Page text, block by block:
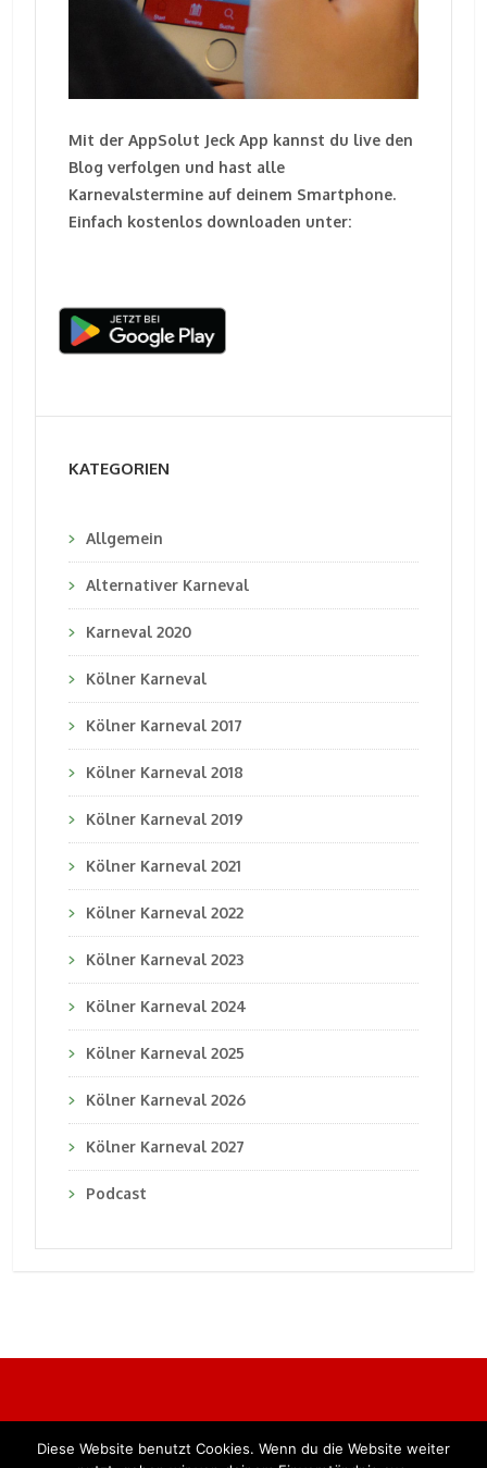
Mit der AppSolut Jeck App kannst du live den
Blog verfolgen und hast alle
Karnevalstermine auf deinem Smartphone.
Einfach kostenlos downloaden unter:
KATEGORIEN
Allgemein
Alternativer Karneval
Karneval 2020
Kölner Karneval
Kölner Karneval 2017
Kölner Karneval 2018
Kölner Karneval 2019
Kölner Karneval 2021
Kölner Karneval 2022
Kölner Karneval 2023
Kölner Karneval 2024
Kölner Karneval 2025
Kölner Karneval 2026
Kölner Karneval 2027
Podcast
Alle Rechte vorbehalten. BKB Verlag GmbH
Diese Website benutzt Cookies. Wenn du die Website weiter